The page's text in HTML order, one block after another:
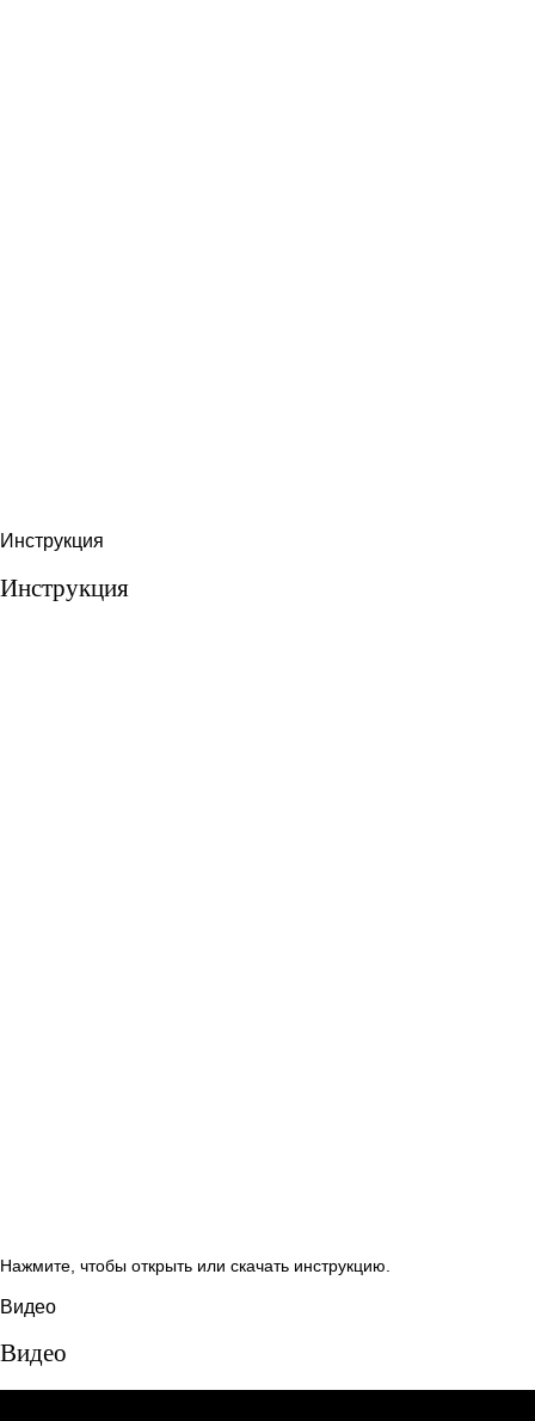
Инструкция
Инструкция
Нажмите, чтобы открыть или скачать инструкцию.
Видео
Видео